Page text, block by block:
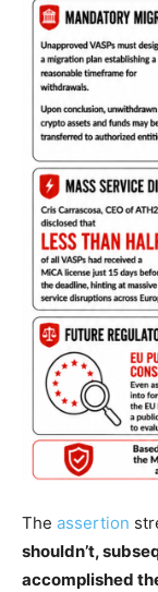
The assertion
shouldn’t,
accomplished